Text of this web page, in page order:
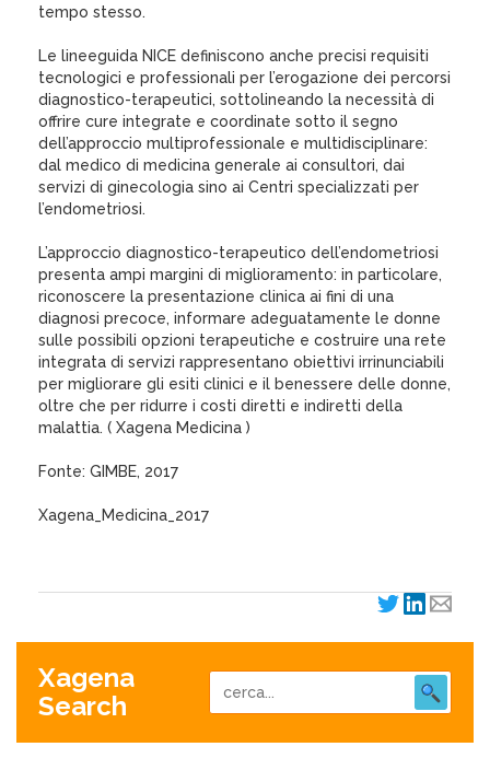
tempo stesso.
Le lineeguida NICE definiscono anche precisi requisiti
tecnologici e professionali per l’erogazione dei percorsi
diagnostico-terapeutici, sottolineando la necessità di
offrire cure integrate e coordinate sotto il segno
dell’approccio multiprofessionale e multidisciplinare:
dal medico di medicina generale ai consultori, dai
servizi di ginecologia sino ai Centri specializzati per
l’endometriosi.
L’approccio diagnostico-terapeutico dell’endometriosi
presenta ampi margini di miglioramento: in particolare,
riconoscere la presentazione clinica ai fini di una
diagnosi precoce, informare adeguatamente le donne
sulle possibili opzioni terapeutiche e costruire una rete
integrata di servizi rappresentano obiettivi irrinunciabili
per migliorare gli esiti clinici e il benessere delle donne,
oltre che per ridurre i costi diretti e indiretti della
malattia. ( Xagena Medicina )
Fonte: GIMBE, 2017
Xagena_Medicina_2017
Xagena
Search